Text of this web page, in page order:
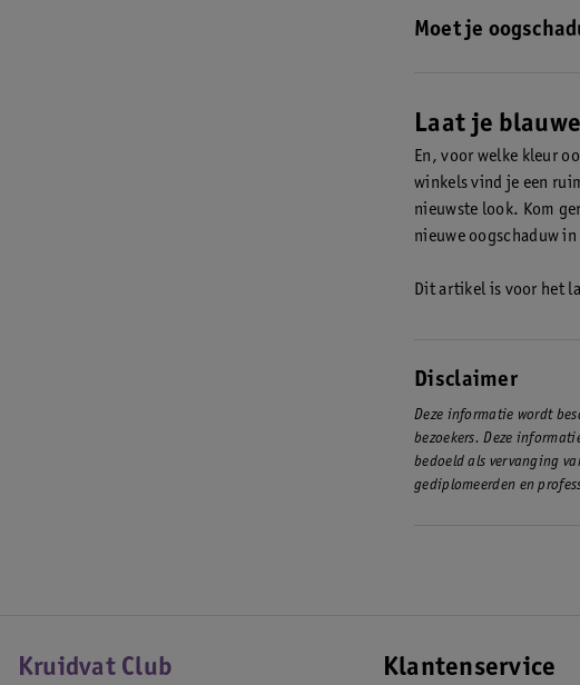
Moet je
make-up te
bijvoorbeeld deze
ervoor dat je make-
Laat je
En, voor welke kleur
winkels vind je een
nieuwste look. Kom
nieuwe oogschaduw in
Dit artikel is voor het
Disclaimer
Deze informatie wordt
bezoekers. Deze
bedoeld als vervanging
gediplomeerden en
Kruidvat Club Klantenservice